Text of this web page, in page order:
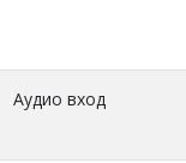
Аудио вход